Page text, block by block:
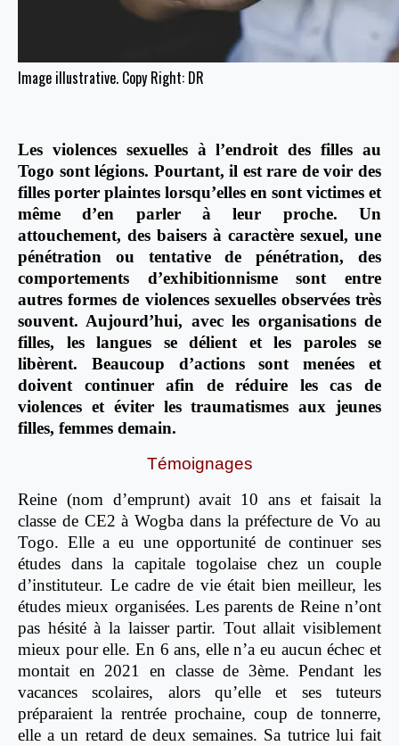
Image illustrative. Copy Right: DR
Les violences sexuelles à l’endroit des filles au
Togo sont légions. Pourtant, il est rare de voir des
filles porter plaintes lorsqu’elles en sont victimes et
même d’en parler à leur proche. Un
attouchement, des baisers à caractère sexuel, une
pénétration ou tentative de pénétration, des
comportements d’exhibitionnisme sont entre
autres formes de violences sexuelles observées très
souvent. Aujourd’hui, avec les organisations de
filles, les langues se délient et les paroles se
libèrent. Beaucoup d’actions sont menées et
doivent continuer afin de réduire les cas de
violences et éviter les traumatismes aux jeunes
filles, femmes demain.
Témoignages
Reine (nom d’emprunt) avait 10 ans et faisait la
classe de CE2 à Wogba dans la préfecture de Vo au
Togo. Elle a eu une opportunité de continuer ses
études dans la capitale togolaise chez un couple
d’instituteur. Le cadre de vie était bien meilleur, les
études mieux organisées. Les parents de Reine n’ont
pas hésité à la laisser partir. Tout allait visiblement
mieux pour elle. En 6 ans, elle n’a eu aucun échec et
montait en 2021 en classe de 3ème. Pendant les
vacances scolaires, alors qu’elle et ses tuteurs
préparaient la rentrée prochaine, coup de tonnerre,
elle a un retard de deux semaines. Sa tutrice lui fait